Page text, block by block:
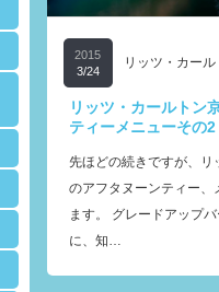
2015
3/24
リッツ・カー
リッツ・カールト
ティーメニューその2
先ほどの続きですが、
のアフタヌーンティー、
ます。 グレードアップ
に、知…